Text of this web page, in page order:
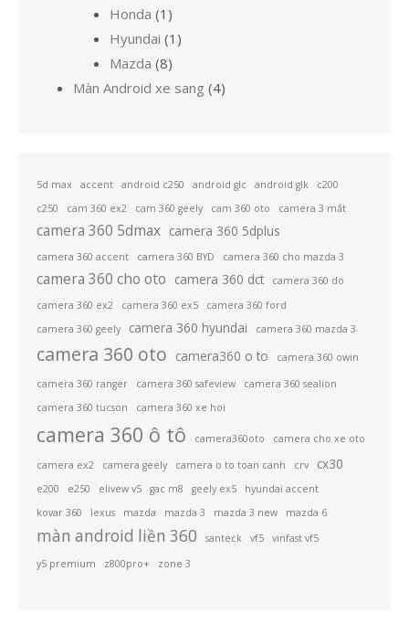
Honda 1 1
sản
Hyundai 1 1
Mazda 88
sản
phẩm
Màn Android xe sang 44
5d max accent android c250 android glc android glk
c200
c250
cam 360 ex2 cam 360 geely cam 360 oto camera 3 mắt
camera 360 5dmax camera 360 5dplus
camera 360 accent camera 360 BYD camera 360 cho mazda 3
camera 360 cho oto camera 360 dct
camera 360 do
camera 360 ex2
camera 360 ex5
camera 360 ford
camera 360 geely
camera 360 hyundai camera 360 mazda 3
camera 360 oto camera360 o to camera 360 owin
camera 360 ranger camera 360 safeview
camera 360 sealion
camera 360 tucson
camera 360 xe hoi
camera 360 ô tô camera360oto camera cho xe oto
camera ex2 camera geely camera o to toan canh crv cx30
e200 e250 elivew v5 gac m8 geely ex5
hyundai accent
kovar 360
lexus mazda mazda 3 mazda 3 new mazda 6
màn android liền 360 santeck vf5
vinfast vf5
y5 premium
z800pro+ zone 3